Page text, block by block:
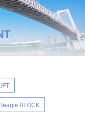
Beagle BLOCK